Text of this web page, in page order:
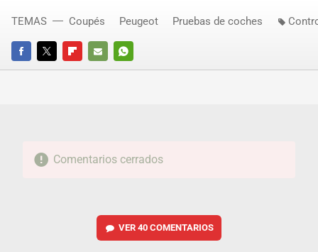
FACEBOOKTWITTERFLIPBOARD
E-
WHATSAPP
TEMAS Coupés Peugeot Pruebas de coches
Comentarios cerrados
VER 40 COMENTARIOS